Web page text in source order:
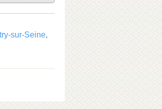
sur-Seine,